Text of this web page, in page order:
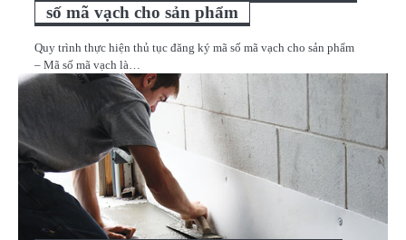
số mã vạch cho sản phẩm
Quy trình thực hiện thủ tục đăng ký mã số mã vạch cho sản phẩm
– Mã số mã vạch là…